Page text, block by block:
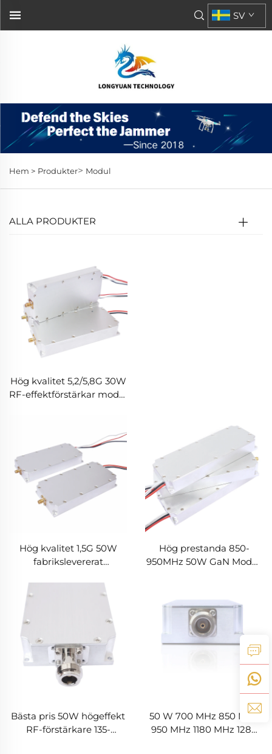
SV
Hem > Produkter> Modul
ALLA PRODUKTER
Hög kvalitet 5,2/5,8G 30W
RF-effektförstärkar modul
minskningssignaldetektor
Hög kvalitet 1,5G 50W
fabrikslevererat
signalblockerande
kraftförstärkarmoduler
Hög prestanda 850-
950MHz 50W GaN Modell
sköldar för Anti-UAV
drönarsystem
Bästa pris 50W högeffekt
RF-förstärkare 135-
50 W 700 MHz 850 MHz
950 MHz 1180 MHz 1280